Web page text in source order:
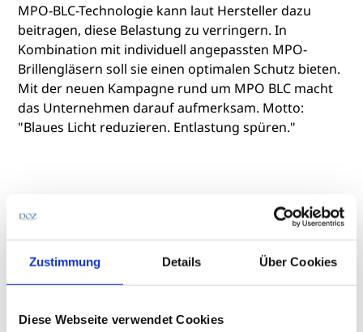
Zustimmung Details Über Cookies
Diese Webseite verwendet Cookies
MPO-BLC-Technologie kann laut Hersteller dazu
beitragen, diese Belastung zu verringern. In
Kombination mit individuell angepassten MPO-
Brillengläsern soll sie einen optimalen Schutz bieten.
Mit der neuen Kampagne rund um MPO BLC macht
das Unternehmen darauf aufmerksam. Motto:
"Blaues Licht reduzieren. Entlastung spüren."
54 Prozent der Bevölkerung
kennen Risiken von Blaulicht nicht
Laut Branchenreport Augenoptik 2023/2024 arbeitet
am Bildschirm, jedoch nutzt nur ein kleiner Anteil (17